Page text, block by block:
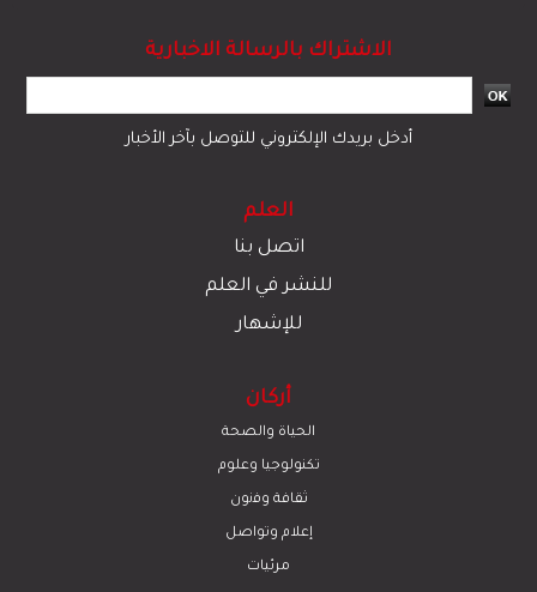
الاشتراك بالرسالة الاخبارية
أدخل بريدك الإلكتروني للتوصل بآخر الأخبار
العلم
اتصل بنا
للنشر في العلم
للإشهار
أركان
الحياة والصحة
تكنولوجيا وعلوم
ﺛﻘﺎﻓﺔ وﻓﻧون
إعلام وتواصل
مرئيات